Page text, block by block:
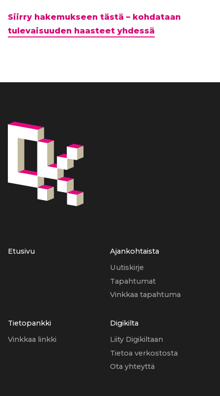
Siirry hakemukseen tästä – kohdataan
tulevaisuuden haasteet yhdessä
Etusivu
Ajankohtaista
Uutiskirje
Tapahtumat
Vinkkaa tapahtuma
Tietopankki
Vinkkaa linkki
Digikilta
Liity Digikiltaan
Tietoa verkostosta
Ota yhteyttä